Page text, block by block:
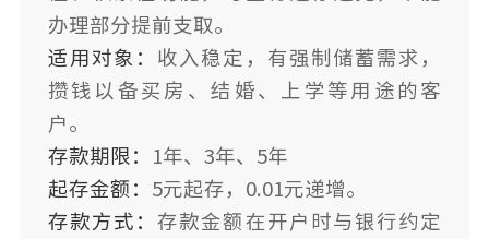
办理部分提前支取。
适用对象： 收入稳定，有强制储蓄需求，
攒钱以备买房、结婚、上学等用途的客
户 。
存款期限：
1年、3年、5年
起存金额： 5元起存，0.01元递增。
存款方式：存款金额在开户时与银行约定